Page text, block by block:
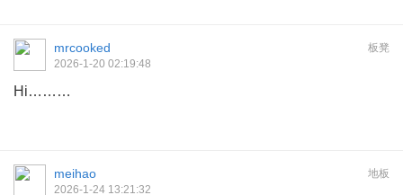
板凳
mrcooked
2026-1-20 02:19:48
Hi………
地板
meihao
2026-1-24 13:21:32